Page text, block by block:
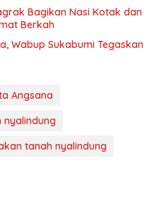
Bagikan Nasi Kotak dan
Berkah
Wabup Sukabumi Tegaskan
Angsana
nyalindung
tanah nyalindung